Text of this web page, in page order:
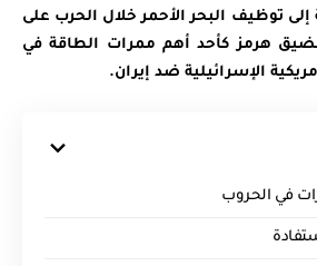
إلى توظيف البحر الأحمر خلال الحرب على
هرمز كأحد أهم ممرات الطاقة في
الإسرائيلية ضد إيران.
في الحروب